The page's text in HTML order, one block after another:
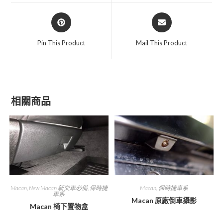
Opens
in
Pin This Product
Opens
in
Mail This Product
相關商品
Macan, New Macan 新交車必備, 保時捷
車系
Macan 椅下置物盒
Macan 保時捷車系
Macan 原廠倒車攝影